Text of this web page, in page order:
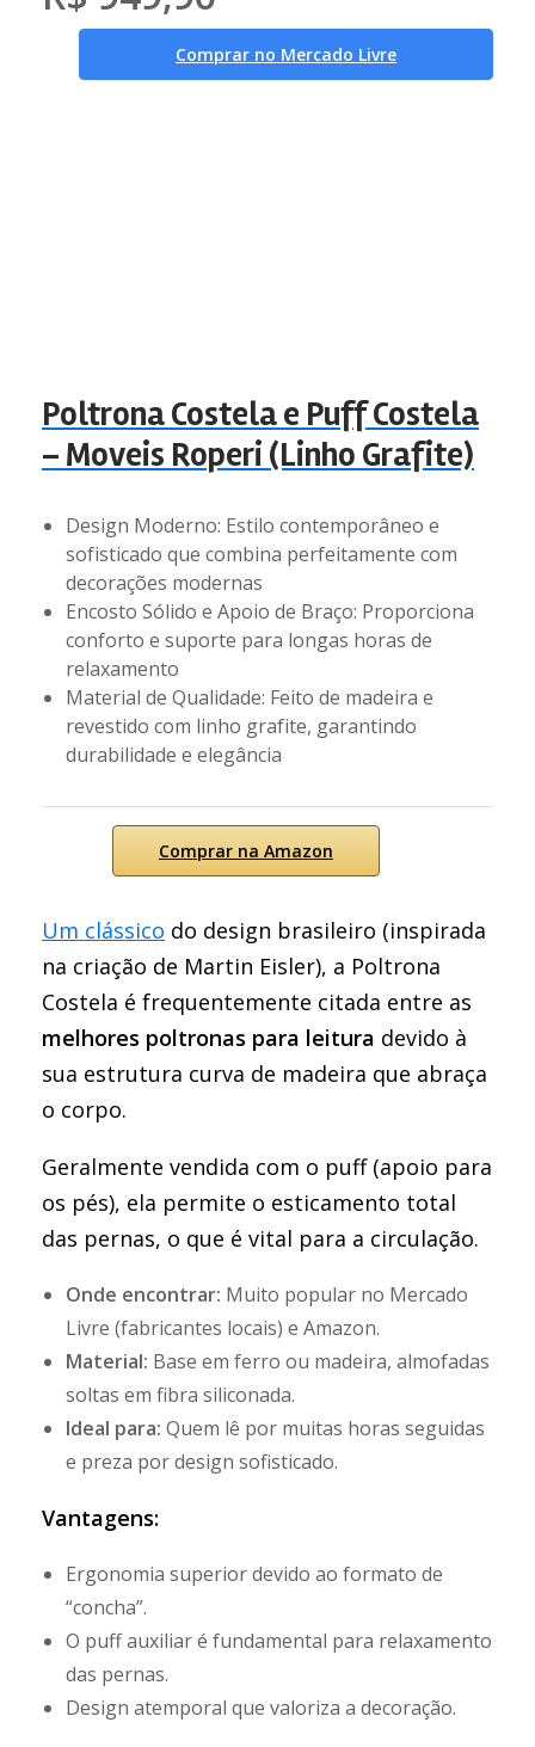
Comprar no Mercado Livre
Poltrona Costela e Puff Costela
– Moveis Roperi (Linho Grafite)
Design Moderno: Estilo contemporâneo e
sofisticado que combina perfeitamente com
decorações modernas
Encosto Sólido e Apoio de Braço: Proporciona
conforto e suporte para longas horas de
relaxamento
Material de Qualidade: Feito de madeira e
revestido com linho grafite, garantindo
durabilidade e elegância
Comprar na Amazon
Um clássico do design brasileiro (inspirada
na criação de Martin Eisler), a Poltrona
Costela é frequentemente citada entre as
melhores poltronas para leitura devido à
sua estrutura curva de madeira que abraça
o corpo.
Geralmente vendida com o puff (apoio para
os pés), ela permite o esticamento total
das pernas, o que é vital para a circulação.
Onde encontrar: Muito popular no Mercado
Livre (fabricantes locais) e Amazon.
Material: Base em ferro ou madeira, almofadas
soltas em fibra siliconada.
Ideal para: Quem lê por muitas horas seguidas
e preza por design sofisticado.
Vantagens:
Ergonomia superior devido ao formato de
“concha”.
O puff auxiliar é fundamental para relaxamento
das pernas.
Design atemporal que valoriza a decoração.